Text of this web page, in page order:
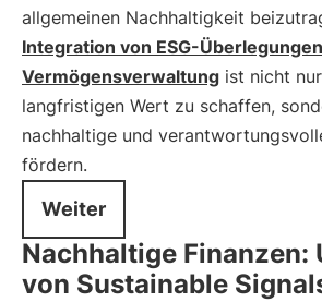
allgemeinen Nachhaltigkeit
Integration von ESG-
Vermögensverwaltung ist nicht
langfristigen Wert zu schaffen,
nachhaltige und
fördern.
Weiter
Nachhaltige Finanzen:
von Sustainable